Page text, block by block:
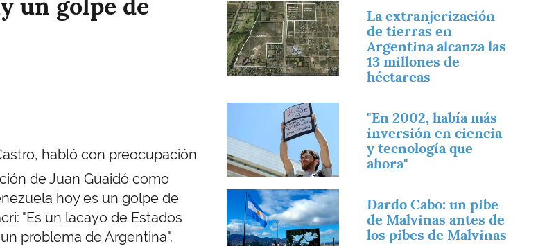
un golpe de
habló con preocupación
de Juan Guaidó como
hoy es un golpe de
"Es un lacayo de Estados
problema de Argentina".
Imagen
La extranjerización
de tierras en
Argentina alcanza las
13 millones de
héctareas
"En 2002, había más
inversión en ciencia
y tecnología que
ahora"
Imagen
Dardo Cabo: un pibe
de Malvinas antes de
los pibes de Malvinas